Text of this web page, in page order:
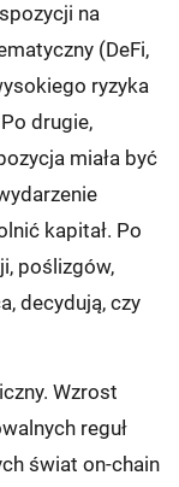
na
(DeFi,
ryzyka
drugie,
miała być
kapitał. Po
poślizgów,
decydują, czy
Wzrost
reguł
świat on-chain